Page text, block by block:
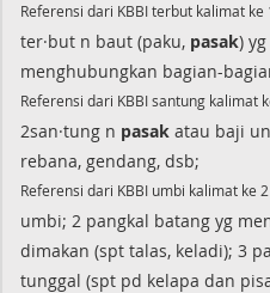
Referensi dari KBBI terbut kalimat ke
ter·but n baut (paku, pasak)
menghubungkan bagian-
Referensi dari KBBI santung kalimat
2san·tung n pasak atau baji
rebana, gendang, dsb;
Referensi dari KBBI umbi kalimat ke 2
umbi; 2 pangkal batang yg
dimakan (spt talas, keladi); 3
tunggal (spt pd kelapa dan